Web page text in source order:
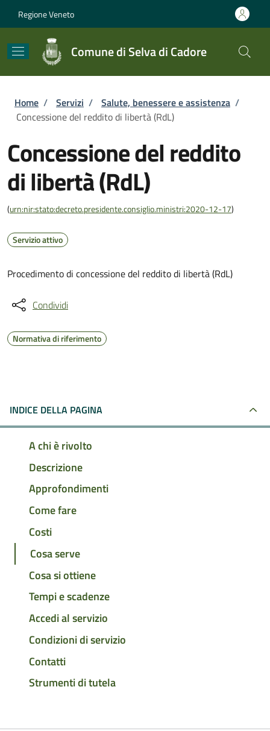
Regione Veneto
Comune di Selva di Cadore
Briciole di pane
Home / Servizi / Salute, benessere e assistenza /
Concessione del reddito di libertà (RdL)
Concessione del reddito
di libertà (RdL)
(urn:nir:stato:decreto.presidente.consiglio.ministri:2020-12-17)
Servizio attivo
Procedimento di concessione del reddito di libertà (RdL)
Condividi
Normativa di riferimento
INDICE DELLA PAGINA
A chi è rivolto
Descrizione
Approfondimenti
Come fare
Costi
Cosa serve
Cosa si ottiene
Tempi e scadenze
Accedi al servizio
Condizioni di servizio
Contatti
Strumenti di tutela